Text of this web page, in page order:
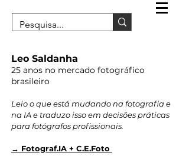
Leo Saldanha
25 anos no mercado fotográfico
brasileiro
Leio o que está mudando na fotografia e
na IA e traduzo isso em decisões práticas
para fotógrafos profissionais.
→ Fotograf.IA + C.E.Foto